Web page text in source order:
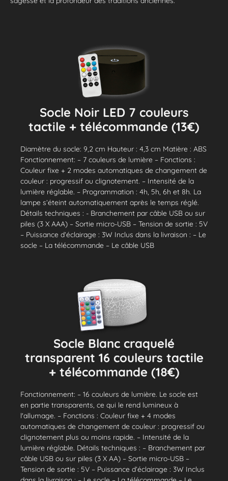
Socle Noir LED 7 couleurs
tactile + télécommande (13€)
Diamètre du socle: 9,2 cm Hauteur : 4,3 cm Matière : ABS
Fonctionnement: – 7 couleurs de lumière – Fonctions :
Couleur fixe + 2 modes automatiques de changement de
couleur : progressif ou clignotement. – Intensité de la
lumière réglable. – Programmation : 4h, 5h, 6h et 8h. La
lampe s’éteint automatiquement après le temps réglé.
Détails techniques : - Branchement par câble USB ou sur
piles (3 X AAA) – Sortie micro-USB – Tension de sortie : 5V
– Puissance d’éclairage : 3W Inclus dans la livraison : – Le
socle – La télécommande – Le câble USB
Socle Blanc craquelé
transparent 16 couleurs tactile
+ télécommande (18€)
Fonctionnement: – 16 couleurs de lumière. Le socle est
en partie transparents, ce qui le rend lumineux à
l'allumage. – Fonctions : Couleur fixe + 4 modes
automatiques de changement de couleur : progressif ou
clignotement plus ou moins rapide. – Intensité de la
lumière réglable. Détails techniques : – Branchement par
câble USB ou sur piles (3 X AA) – Sortie micro-USB –
Tension de sortie : 5V – Puissance d’éclairage : 3W Inclus